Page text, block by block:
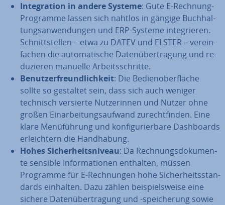
In­te­gra­ti­on in andere Systeme: Gute E-Rechnung-
Programme lassen sich nahtlos in gängige Buch­hal­
tungs­an­wen­dun­gen und ERP-Systeme in­te­grie­ren.
Schnitt­stel­len – etwa zu DATEV und ELSTER – ver­ein­
fa­chen die au­to­ma­ti­sche Da­ten­über­tra­gung und re­
du­zie­ren manuelle Ar­beits­schrit­te.
Be­nut­zer­freund­lich­keit: Die Be­dien­ober­flä­che
sollte so gestaltet sein, dass sich auch weniger
technisch versierte Nut­ze­rin­nen und Nutzer ohne
großen Ein­ar­bei­tungs­auf­wand zu­recht­fin­den. Eine
klare Me­nü­füh­rung und kon­fi­gu­rier­ba­re Da­sh­boards
er­leich­tern die Hand­ha­bung.
Hohes Si­cher­heits­ni­veau: Da Rech­nungs­do­ku­men­
te sensible In­for­ma­tio­nen enthalten, müssen
Programme für E-Rech­nun­gen hohe Si­cher­heits­stan­
dards einhalten. Dazu zählen bei­spiels­wei­se eine
sichere Da­ten­über­tra­gung und -spei­che­rung sowie